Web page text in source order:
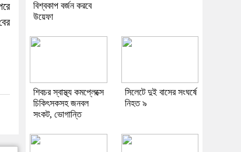
বিশ্বকাপ বর্জন করবে
উয়েফা
শিবচর স্বাস্থ্য কমপ্লেক্সে
চিকিৎসকসহ জনবল
সংকট, ভোগান্তি
সিলেটে দুই বাসের সংঘর্ষে
নিহত ৯